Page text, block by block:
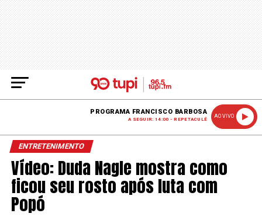
PROGRAMA FRANCISCO BARBOSA
A SEGUIR: 14:00 - REPETACULÊ
AO VIVO
ENTRETENIMENTO
Vídeo: Duda Nagle mostra como
ficou seu rosto após luta com
Popó